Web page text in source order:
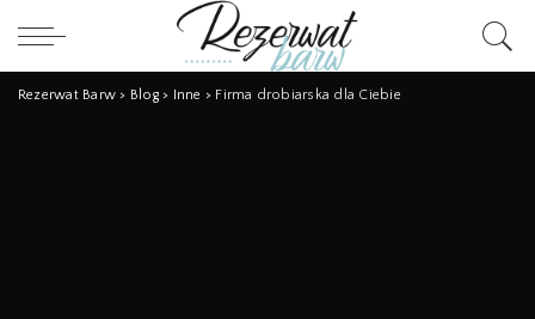
Rezerwat Barw > Blog> Inne > Firma drobiarska dla Ciebie